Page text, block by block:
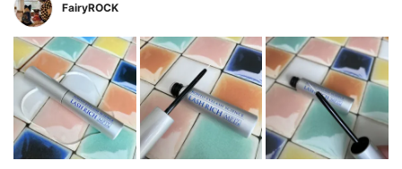
FairyROCK